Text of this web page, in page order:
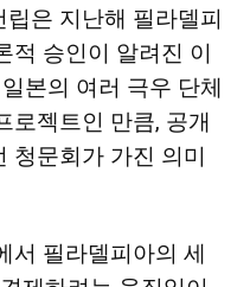
은 지난해 필라델피
적 승인이 알려진 이
본의 여러 극우 단체
로젝트인 만큼, 공개
청문회가 가진 의미
서 필라델피아의 세